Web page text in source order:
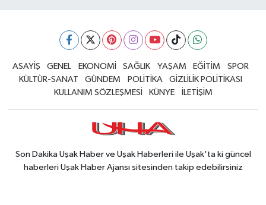
ASAYİŞ GENEL EKONOMİ SAĞLIK YAŞAM EĞİTİM
SPOR
KÜLTÜR-SANAT
GÜNDEM POLİTİKA
GİZLİLİK POLİTİKASI
KULLANIM SÖZLEŞMESİ
KÜNYE İLETİŞİM
Son Dakika Uşak Haber ve Uşak Haberleri ile Uşak'ta ki güncel
haberleri Uşak Haber Ajansı sitesinden takip edebilirsiniz